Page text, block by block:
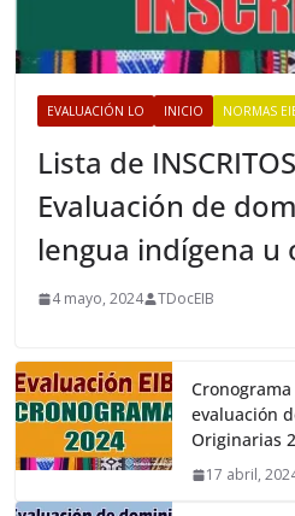
EVALUACIÓN LO INICIO NORMAS
Lista de
Evaluación de
lengua indígena u
4 mayo, 2024 TDocEIB
evaluación
Originarias
17 abril,